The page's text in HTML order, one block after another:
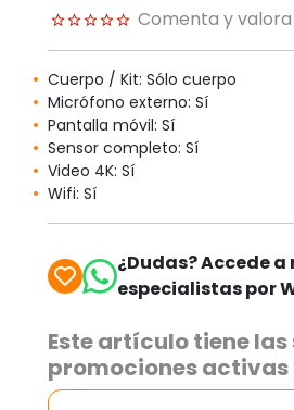
Comenta y
Cuerpo / Kit: Sólo cuerpo
Micrófono externo: Sí
Pantalla móvil: Sí
Sensor completo: Sí
Video 4K: Sí
Wifi: Sí
¿Dudas? Accede
especialistas por
Este artículo tiene
promociones activas